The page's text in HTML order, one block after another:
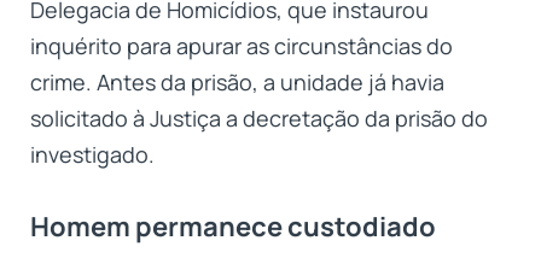
Delegacia de Homicídios, que instaurou
inquérito para apurar as circunstâncias do
crime. Antes da prisão, a unidade já havia
solicitado à Justiça a decretação da prisão do
investigado.
Homem permanece custodiado